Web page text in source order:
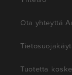
Ota yhteyttä
Tuotetta